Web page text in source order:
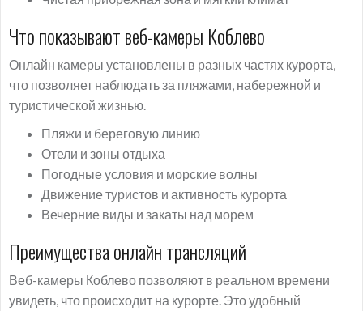
Что показывают веб-камеры Коблево
Онлайн камеры установлены в разных частях курорта,
что позволяет наблюдать за пляжами, набережной и
туристической жизнью.
Пляжи и береговую линию
Отели и зоны отдыха
Погодные условия и морские волны
Движение туристов и активность курорта
Вечерние виды и закаты над морем
Преимущества онлайн трансляций
Веб-камеры Коблево позволяют в реальном времени
увидеть, что происходит на курорте. Это удобный